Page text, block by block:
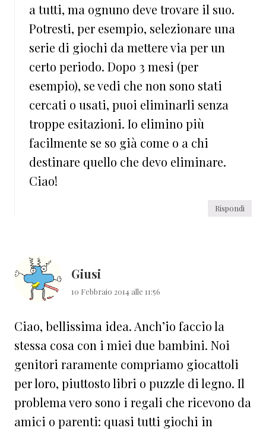
a tutti, ma ognuno deve trovare il suo.
Potresti, per esempio, selezionare una
serie di giochi da mettere via per un
certo periodo. Dopo 3 mesi (per
esempio), se vedi che non sono stati
cercati o usati, puoi eliminarli senza
troppe esitazioni. Io elimino più
facilmente se so già come o a chi
destinare quello che devo eliminare.
Ciao!
Rispondi
Giusi
10 Febbraio 2014 alle 11:56
Ciao, bellissima idea. Anch’io faccio la
stessa cosa con i miei due bambini. Noi
genitori raramente compriamo giocattoli
per loro, piuttosto libri o puzzle di legno. Il
problema vero sono i regali che ricevono da
amici o parenti: quasi tutti giochi in